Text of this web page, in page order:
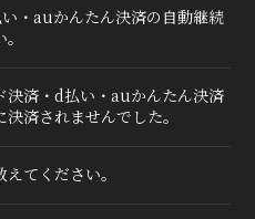
・auかんたん決済の自動継続
決済・d払い・auかんたん決済
済されませんでした。
てください。